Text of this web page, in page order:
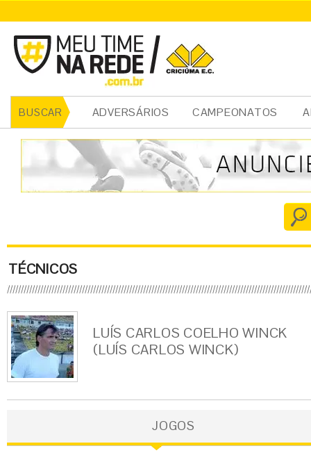
BUSCAR ADVERSÁRIOS CAMPEONATOS
TÉCNICOS
LUÍS CARLOS COELHO WINCK
(LUÍS CARLOS WINCK)
JOGOS